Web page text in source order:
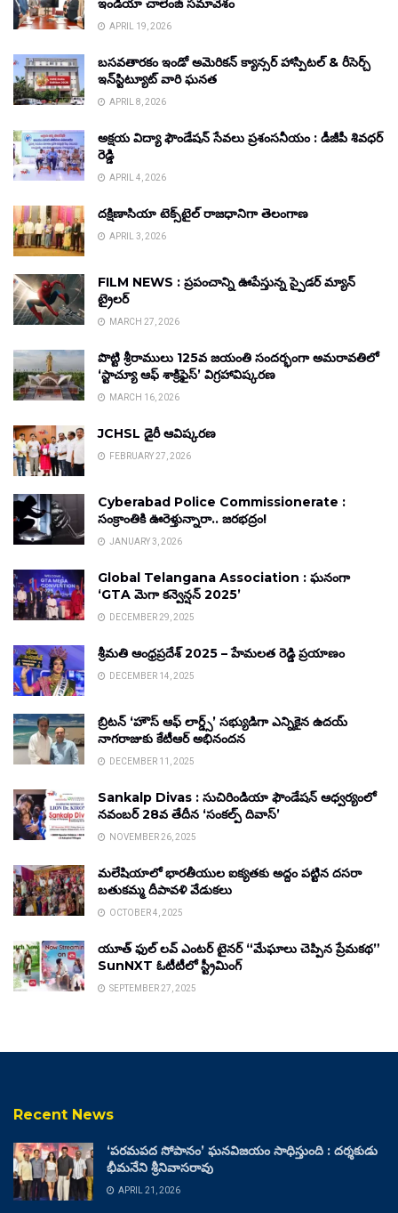
ఇండియా చాలెంజ్ సమావేశం
APRIL 19, 2026
బసవతారకం ఇండో అమెరికన్ క్యాన్సర్ హాస్పిటల్ & రీసెర్చ్
ఇన్‌స్టిట్యూట్ వారి ఘనత
APRIL 8, 2026
అక్షయ విద్యా ఫౌండేషన్ సేవలు ప్రశంసనీయం : డీజీపీ శివధర్
రెడ్డి
APRIL 4, 2026
దక్షిణాసియా టెక్స్‌టైల్ రాజధానిగా తెలంగాణ
APRIL 3, 2026
FILM NEWS : ప్రపంచాన్ని ఊపేస్తున్న స్పైడర్ మ్యాన్
ట్రైలర్
MARCH 27, 2026
పొట్టి శ్రీరాములు 125వ జయంతి సందర్భంగా అమరావతిలో
‘స్టాచ్యూ ఆఫ్ శాక్రిఫైస్’ విగ్రహావిష్కరణ
MARCH 16, 2026
JCHSL డైరీ ఆవిష్కరణ
FEBRUARY 27, 2026
Cyberabad Police Commissionerate :
సంక్రాంతికి ఊరెళ్తున్నారా.. జరభద్రం!
JANUARY 3, 2026
Global Telangana Association : ఘనంగా
‘GTA మెగా కన్వెన్షన్ 2025’
DECEMBER 29, 2025
శ్రీమతి ఆంధ్రప్రదేశ్ 2025 – హేమలత రెడ్డి ప్రయాణం
DECEMBER 14, 2025
బ్రిటన్ ‘హౌస్ ఆఫ్ లార్డ్స్’ సభ్యుడిగా ఎన్నికైన ఉదయ్
నాగరాజుకు కేటీఆర్ అభినందన
DECEMBER 11, 2025
Sankalp Divas : సుచిరిండియా ఫౌండేషన్ ఆధ్వర్యంలో
నవంబర్ 28వ తేదీన ‘సంకల్ప్ దివాస్’
NOVEMBER 26, 2025
మలేషియాలో భారతీయుల ఐక్యతకు అద్దం పట్టిన దసరా
బతుకమ్మ దీపావళి వేడుకలు
OCTOBER 4, 2025
యూత్ ఫుల్ లవ్ ఎంటర్ టైనర్ “మేఘాలు చెప్పిన ప్రేమకథ”
SunNXT ఓటీటీలో స్ట్రీమింగ్
SEPTEMBER 27, 2025
Recent News
‘పరమపద సోపానం’ ఘనవిజయం సాధిస్తుంది : దర్శకుడు
భీమనేని శ్రీనివాసరావు
APRIL 21, 2026